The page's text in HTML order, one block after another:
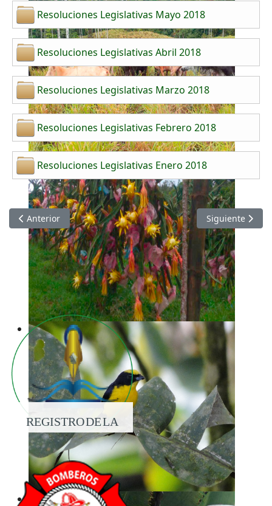
Resoluciones Legislativas Mayo 2018
Resoluciones Legislativas Abril 2018
Resoluciones Legislativas Marzo 2018
Resoluciones Legislativas Febrero 2018
Resoluciones Legislativas Enero 2018
Artículo anterior: Resoluciones Legislativas 2019
Anterior Artículo
Siguiente
REGISTRO DE LA
PROPIEDAD